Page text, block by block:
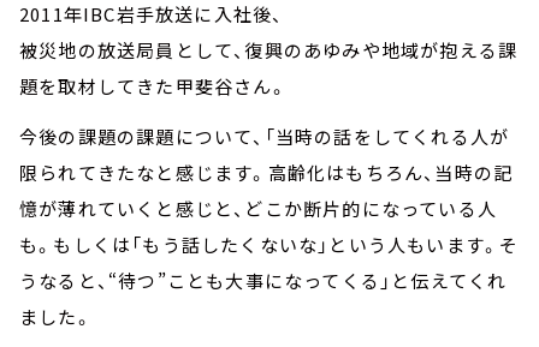
2011年IBC岩手放送に入社後、
被災地の放送局員として、復興のあゆみや地域が抱える課
題を取材してきた甲斐谷さん。
今後の課題の課題について、「当時の話をしてくれる人が
限られてきたなと感じます。高齢化はもちろん、当時の記
憶が薄れていくと感じと、どこか断片的になっている人
も。もしくは「もう話したくないな」という人もいます。そ
うなると、“待つ”ことも大事になってくる」と伝えてくれ
ました。